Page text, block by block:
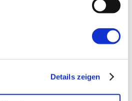
Details zeigen
Notfallsprechstunde: